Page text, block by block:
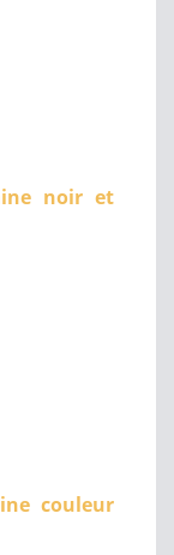
noir et
couleur